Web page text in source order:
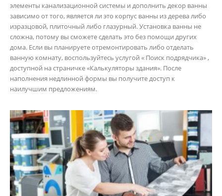
элементы канализационной системы и дополнить декор ванны
зависимо от того, является ли это корпус ванны из дерева либо
изразцовой, плиточный либо глазурный. Установка ванны не
сложна, потому вы сможете сделать это без помощи других
дома. Если вы планируете отремонтировать либо отделать
ванную комнату, воспользуйтесь услугой « Поиск подрядчика» ,
доступной на страничке «Калькуляторы здания». После
наполнения недлинной формы вы получите доступ к
наилучшим предложениям.